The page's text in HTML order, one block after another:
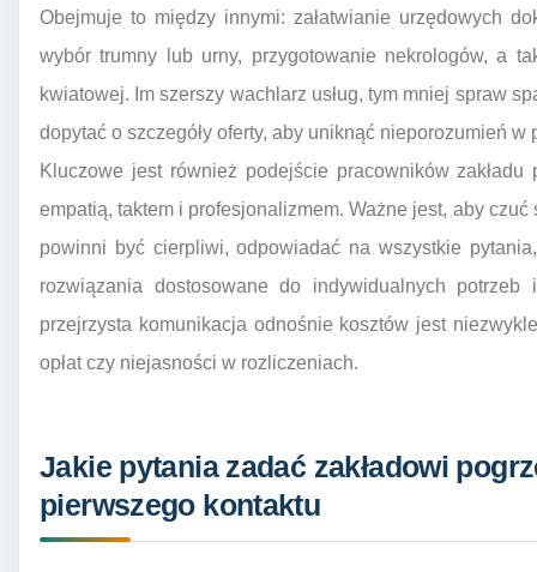
Obejmuje to między innymi: załatwianie urzędowych
wybór trumny lub urny, przygotowanie nekrologów, a
kwiatowej. Im szerszy wachlarz usług, tym mniej spraw
dopytać o szczegóły oferty, aby uniknąć nieporozumień w
Kluczowe jest również podejście pracowników
empatią, taktem i profesjonalizmem. Ważne jest, aby
powinni być cierpliwi, odpowiadać na wszystkie
rozwiązania dostosowane do indywidualnych
przejrzysta komunikacja odnośnie kosztów jest
opłat czy niejasności w rozliczeniach.
Jakie pytania zadać zakładowi
pierwszego kontaktu